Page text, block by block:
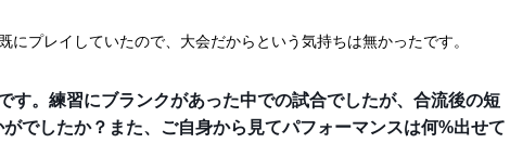
にプレイしていたので、大会だからという気持ちは無かったです。
す。練習にブランクがあった中での試合でしたが、合流後の短
でしたか？また、ご自身から見てパフォーマンスは何%出せて